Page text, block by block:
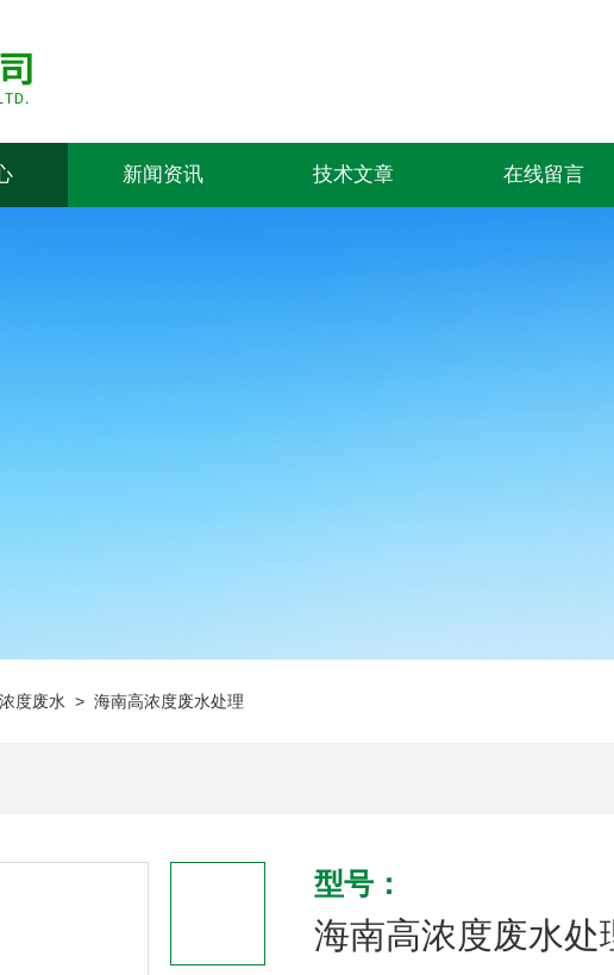
新闻资讯 技术文章 在线留言
度废水 > 海南高浓度废水处理
型号：
海南高浓度废水处